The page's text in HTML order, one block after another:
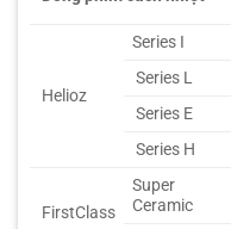
Helioz
Series I
Series L
Series E
Series H
FirstClass
Super
Ceramic